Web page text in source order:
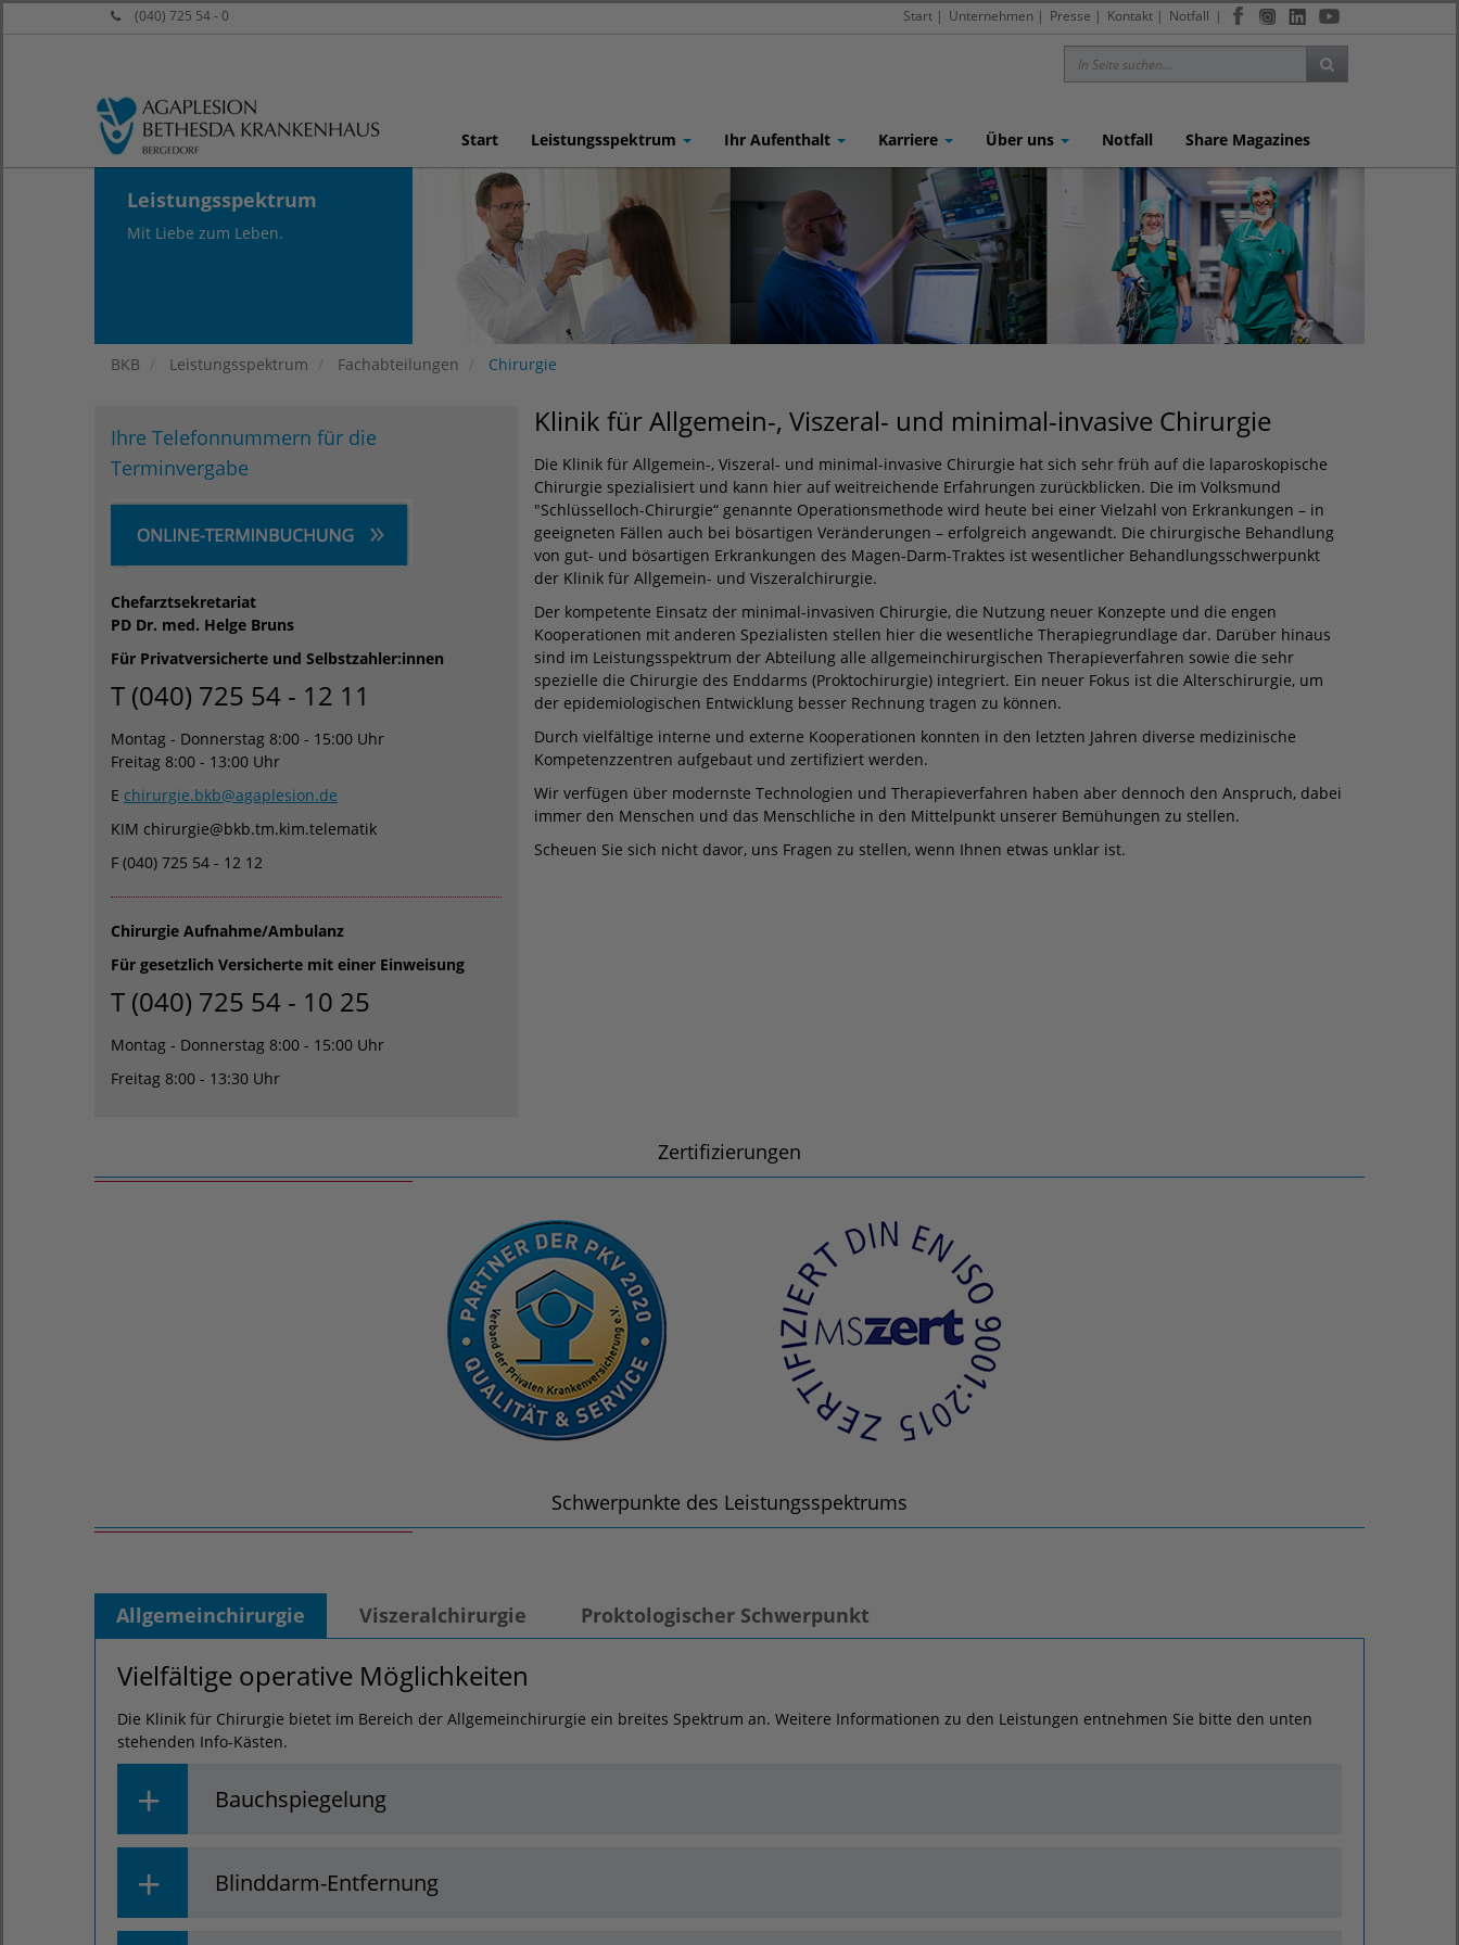
(040) 725 54 - 0 |
Start | Unternehmen | Presse | Kontakt | Notfall
Start Leistungsspektrum Ihr Aufenthalt Karriere Über uns Notfall Share Magazines
Leistungsspektrum
Mit Liebe zum Leben.
BKB Leistungsspektrum Fachabteilungen Chirurgie
Ihre Telefonnummern für die
Terminvergabe
Chefarztsekretariat
PD Dr. med. Helge Bruns
Für Privatversicherte und Selbstzahler:innen
T (040) 725 54 - 12 11
Montag - Donnerstag 8:00 - 15:00 Uhr
Freitag 8:00 - 13:00 Uhr
E chirurgie.bkb@agaplesion.de
KIM chirurgie@bkb.tm.kim.telematik
F (040) 725 54 - 12 12
Chirurgie Aufnahme/Ambulanz
Für gesetzlich Versicherte mit einer Einweisung
T (040) 725 54 - 10 25
Montag - Donnerstag 8:00 - 15:00 Uhr
Freitag 8:00 - 13:30 Uhr
Klinik für Allgemein-, Viszeral- und minimal-invasive Chirurgie
Die Klinik für Allgemein-, Viszeral- und minimal-invasive Chirurgie hat sich sehr früh auf die laparoskopische
Chirurgie spezialisiert und kann hier auf weitreichende Erfahrungen zurückblicken. Die im Volksmund
"Schlüsselloch-Chirurgie“ genannte Operationsmethode wird heute bei einer Vielzahl von Erkrankungen – in
geeigneten Fällen auch bei bösartigen Veränderungen – erfolgreich angewandt. Die chirurgische Behandlung
von gut- und bösartigen Erkrankungen des Magen-Darm-Traktes ist wesentlicher Behandlungsschwerpunkt
der Klinik für Allgemein- und Viszeralchirurgie.
Der kompetente Einsatz der minimal-invasiven Chirurgie, die Nutzung neuer Konzepte und die engen
Kooperationen mit anderen Spezialisten stellen hier die wesentliche Therapiegrundlage dar. Darüber hinaus
sind im Leistungsspektrum der Abteilung alle allgemeinchirurgischen Therapieverfahren sowie die sehr
spezielle die Chirurgie des Enddarms (Proktochirurgie) integriert. Ein neuer Fokus ist die Alterschirurgie, um
der epidemiologischen Entwicklung besser Rechnung tragen zu können.
Durch vielfältige interne und externe Kooperationen konnten in den letzten Jahren diverse medizinische
Kompetenzzentren aufgebaut und zertifiziert werden.
Wir verfügen über modernste Technologien und Therapieverfahren haben aber dennoch den Anspruch, dabei
immer den Menschen und das Menschliche in den Mittelpunkt unserer Bemühungen zu stellen.
Scheuen Sie sich nicht davor, uns Fragen zu stellen, wenn Ihnen etwas unklar ist.
Zertifizierungen
Schwerpunkte des Leistungsspektrums
Allgemeinchirurgie Viszeralchirurgie Proktologischer Schwerpunkt
Vielfältige operative Möglichkeiten
Die Klinik für Chirurgie bietet im Bereich der Allgemeinchirurgie ein breites Spektrum an. Weitere Informationen zu den Leistungen entnehmen Sie bitte den unten
stehenden Info-Kästen.
Bauchspiegelung
Bei unklaren Beschwerden im Bauchraum, die über einen längeren Zeitraum anhalten und für die mit üblichen Untersuchungsmethoden wie beispielsweise
Ultraschall, Endoskopie, Computertomographie (CT), Kernspintomographie (MRT) oder andere keine Ursache gefunden wird, kann als weiterführende
Massnahme eine sogenannte diagnostische Laparoskopie angezeigt sein. Dabei wird über einen etwa 2 cm langen Schnitt direkt am Nabel in Vollnarkose eine
Blinddarm-Entfernung